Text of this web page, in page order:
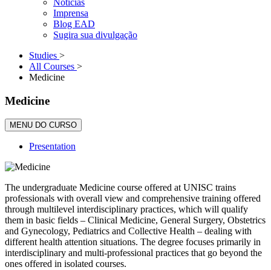
Notícias
Imprensa
Blog EAD
Sugira sua divulgação
Studies >
All Courses >
Medicine
Medicine
MENU DO CURSO
Presentation
The undergraduate Medicine course offered at UNISC trains
professionals with overall view and comprehensive training offered
through multilevel interdisciplinary practices, which will qualify
them in basic fields – Clinical Medicine, General Surgery, Obstetrics
and Gynecology, Pediatrics and Collective Health – dealing with
different health attention situations. The degree focuses primarily in
interdisciplinary and multi-professional practices that go beyond the
ones offered in isolated courses.